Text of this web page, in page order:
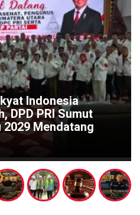
Indonesia
DPD PRI Sumut
Mendatang